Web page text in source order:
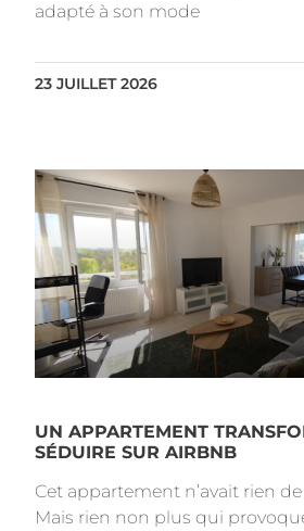
adapté à son mode
23 JUILLET 2026
UN APPARTEMENT
SÉDUIRE SUR AIRBNB
Cet appartement n’avait rien
Mais rien non plus qui